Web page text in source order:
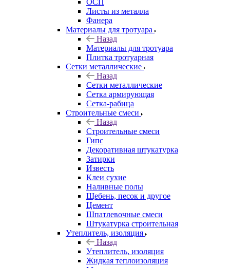
ОСП
Листы из металла
Фанера
Материалы для тротуара
Назад
Материалы для тротуара
Плитка тротуарная
Сетки металлические
Назад
Сетки металлические
Сетка армирующая
Сетка-рабица
Строительные смеси
Назад
Строительные смеси
Гипс
Декоративная штукатурка
Затирки
Известь
Клеи сухие
Наливные полы
Щебень, песок и другое
Цемент
Шпатлевочные смеси
Штукатурка строительная
Утеплитель, изоляция
Назад
Утеплитель, изоляция
Жидкая теплоизоляция